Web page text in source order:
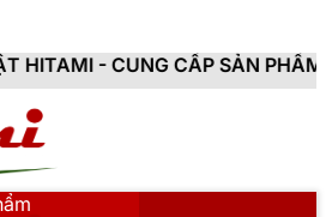
CẤP SẢN PHẨM CHÍNH HÃNG,